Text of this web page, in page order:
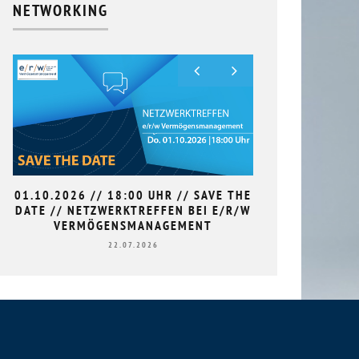
NETWORKING
01.10.2026 // 18:00 UHR // SAVE THE
DATE // NETZWERKTREFFEN BEI E/R/W
VERMÖGENSMANAGEMENT
22.07.2026